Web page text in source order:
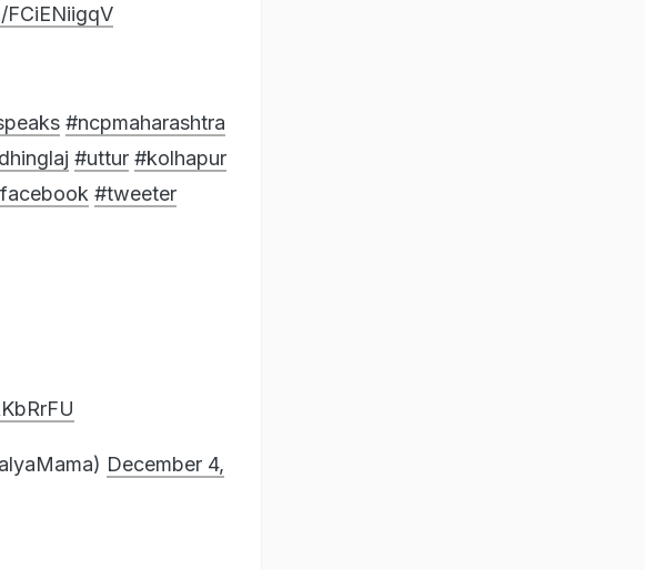
#ncpmaharashtra
#uttur #kolhapur
#tweeter
December 4,